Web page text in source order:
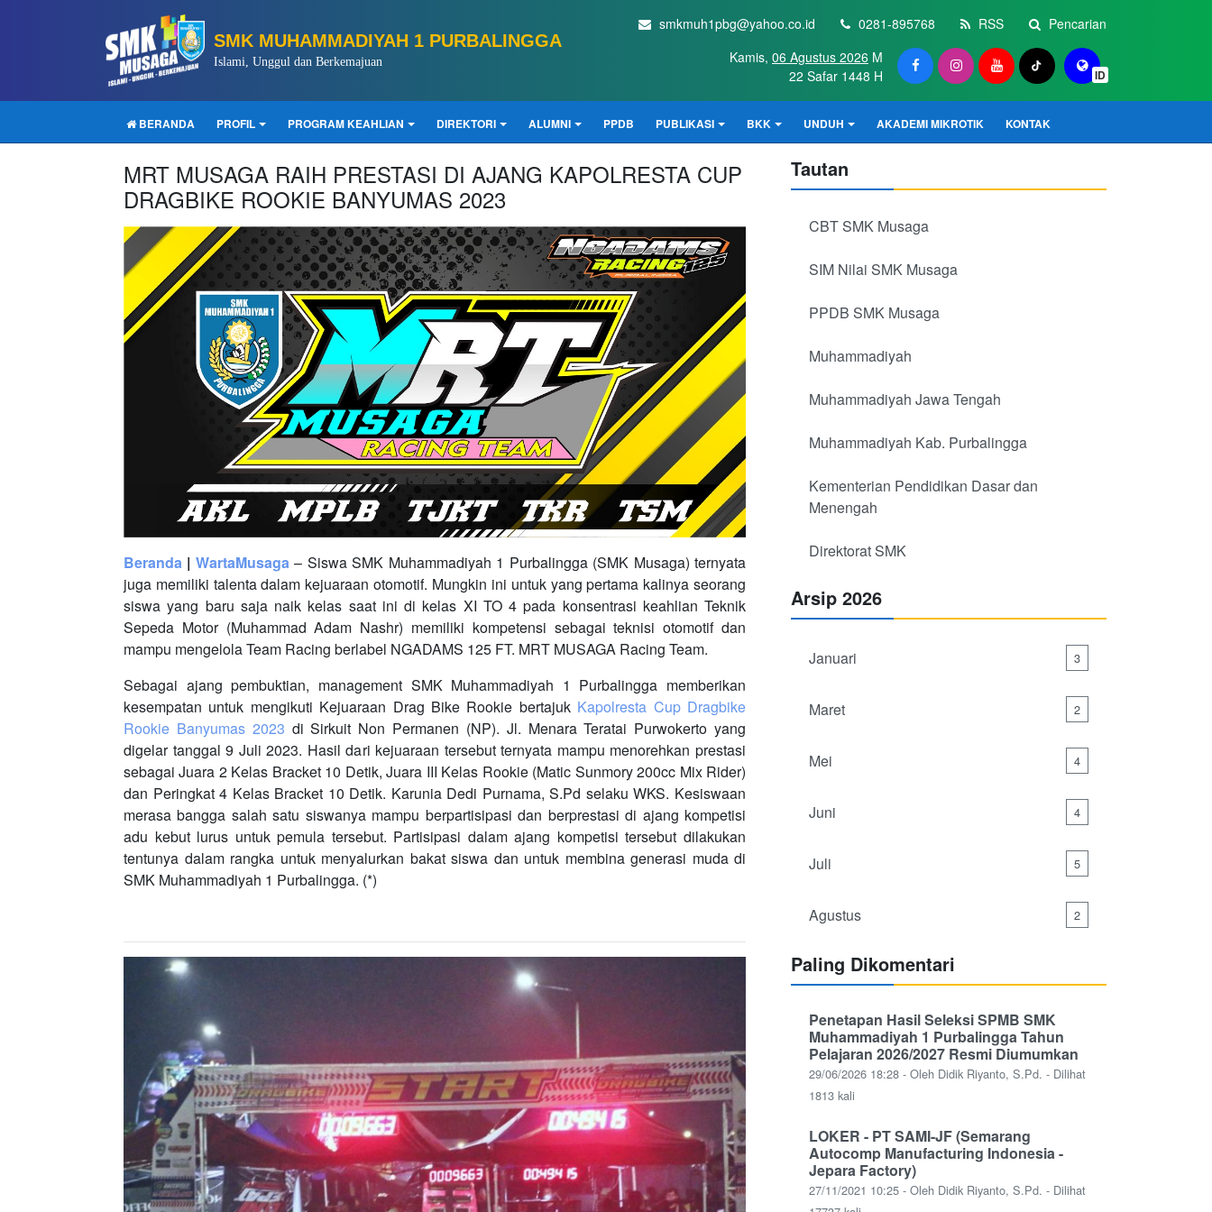
SMK MUHAMMADIYAH 1 PURBALINGGA
Islami, Unggul dan Berkemajuan
smkmuh1pbg@yahoo.co.id 0281-895768 RSS Pencarian
ID
Kamis, 06 Agustus 2026 M
22 Safar 1448 H
BERANDA PROFIL PROGRAM KEAHLIAN DIREKTORI ALUMNI PPDB PUBLIKASI BKK UNDUH AKADEMI MIKROTIK KONTAK
MRT MUSAGA RAIH PRESTASI DI AJANG KAPOLRESTA CUP
DRAGBIKE ROOKIE BANYUMAS 2023
Beranda | WartaMusaga– Siswa SMK Muhammadiyah 1 Purbalingga (SMK Musaga) ternyata
juga memiliki talenta dalam kejuaraan otomotif. Mungkin ini untuk yang pertama kalinya seorang
siswa yang baru saja naik kelas saat ini di kelas XI TO 4 pada konsentrasi keahlian Teknik
Sepeda Motor (Muhammad Adam Nashr) memiliki kompetensi sebagai teknisi otomotif dan
mampu mengelola Team Racing berlabel NGADAMS 125 FT. MRT MUSAGA Racing Team.
Sebagai ajang pembuktian, management SMK Muhammadiyah 1 Purbalingga memberikan
kesempatan untuk mengikuti Kejuaraan Drag Bike Rookie bertajuk Kapolresta Cup Dragbike
Rookie Banyumas 2023 di Sirkuit Non Permanen (NP). Jl. Menara Teratai Purwokerto yang
digelar tanggal 9 Juli 2023. Hasil dari kejuaraan tersebut ternyata mampu menorehkan prestasi
sebagai Juara 2 Kelas Bracket 10 Detik, Juara III Kelas Rookie (Matic Sunmory 200cc Mix Rider)
dan Peringkat 4 Kelas Bracket 10 Detik. Karunia Dedi Purnama, S.Pd selaku WKS. Kesiswaan
merasa bangga salah satu siswanya mampu berpartisipasi dan berprestasi di ajang kompetisi
adu kebut lurus untuk pemula tersebut. Partisipasi dalam ajang kompetisi tersebut dilakukan
tentunya dalam rangka untuk menyalurkan bakat siswa dan untuk membina generasi muda di
SMK Muhammadiyah 1 Purbalingga. (*)
Tautan
CBT SMK Musaga
SIM Nilai SMK Musaga
PPDB SMK Musaga
Muhammadiyah
Muhammadiyah Jawa Tengah
Muhammadiyah Kab. Purbalingga
Kementerian Pendidikan Dasar dan
Menengah
Direktorat SMK
Arsip 2026
Januari 3
Maret 2
Mei 4
Juni 4
Juli 5
Agustus 2
Paling Dikomentari
Penetapan Hasil Seleksi SPMB SMK
Muhammadiyah 1 Purbalingga Tahun
Pelajaran 2026/2027 Resmi Diumumkan
29/06/2026 18:28 - Oleh Didik Riyanto, S.Pd. - Dilihat
1813 kali
LOKER - PT SAMI-JF (Semarang
Autocomp Manufacturing Indonesia -
Jepara Factory)
27/11/2021 10:25 - Oleh Didik Riyanto, S.Pd. - Dilihat